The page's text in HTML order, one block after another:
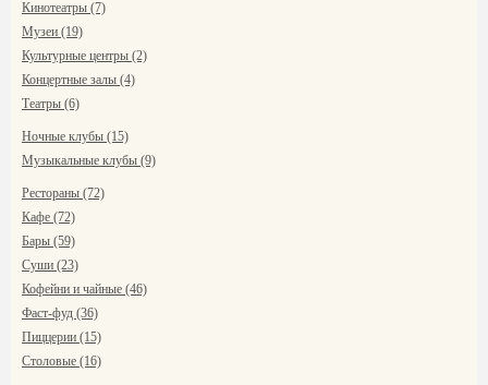
Кинотеатры (7)
Музеи (19)
Культурные центры (2)
Концертные залы (4)
Театры (6)
Ночные клубы (15)
Музыкальные клубы (9)
Рестораны (72)
Кафе (72)
Бары (59)
Суши (23)
Кофейни и чайные (46)
Фаст-фуд (36)
Пиццерии (15)
Столовые (16)